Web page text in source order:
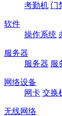
考勤机 门
软件
操作系统
服务器
服务器 服
网络设备
网卡 交换
无线网络